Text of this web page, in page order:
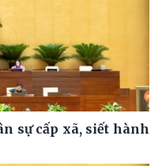
sự cấp xã, siết hành